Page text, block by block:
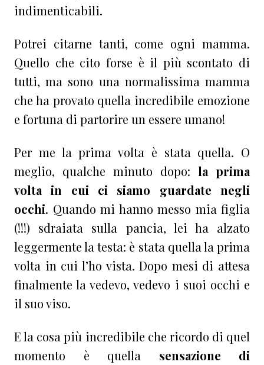
indimenticabili.
Potrei citarne tanti, come ogni mamma.
Quello che cito forse è il più scontato di
tutti, ma sono una normalissima mamma
che ha provato quella incredibile emozione
e fortuna di partorire un essere umano!
Per me la prima volta è stata quella. O
meglio, qualche minuto dopo: la prima
volta in cui ci siamo guardate negli
occhi. Quando mi hanno messo mia figlia
(!!!) sdraiata sulla pancia, lei ha alzato
leggermente la testa: è stata quella la prima
volta in cui l’ho vista. Dopo mesi di attesa
finalmente la vedevo, vedevo i suoi occhi e
il suo viso.
E la cosa più incredibile che ricordo di quel
momento è quella sensazione di